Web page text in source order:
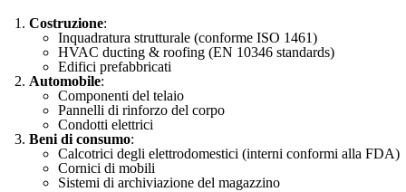
Costruzione:
Inquadratura strutturale (conforme ISO 1461)
HVAC ducting & roofing (EN 10346 standards)
Edifici prefabbricati
Automobile:
Componenti del telaio
Pannelli di rinforzo del corpo
Condotti elettrici
Beni di consumo:
Calcotrici degli elettrodomestici (interni conformi alla FDA)
Cornici di mobili
Sistemi di archiviazione del magazzino